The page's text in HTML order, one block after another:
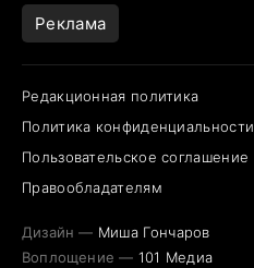
Реклама
Редакционная политика
Политика конфиденциальности
Пользовательское соглашение
Правообладателям
Дизайн — Миша Гончаров
Воплощение — 101 Медиа